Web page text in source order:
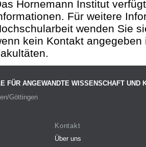
Hornemann Institut
Für weitere
wenden Sie
kein Kontakt
FÜR ANGEWANDTE WISSENSCHAFT UND
Göttingen
Kontakt
Über uns